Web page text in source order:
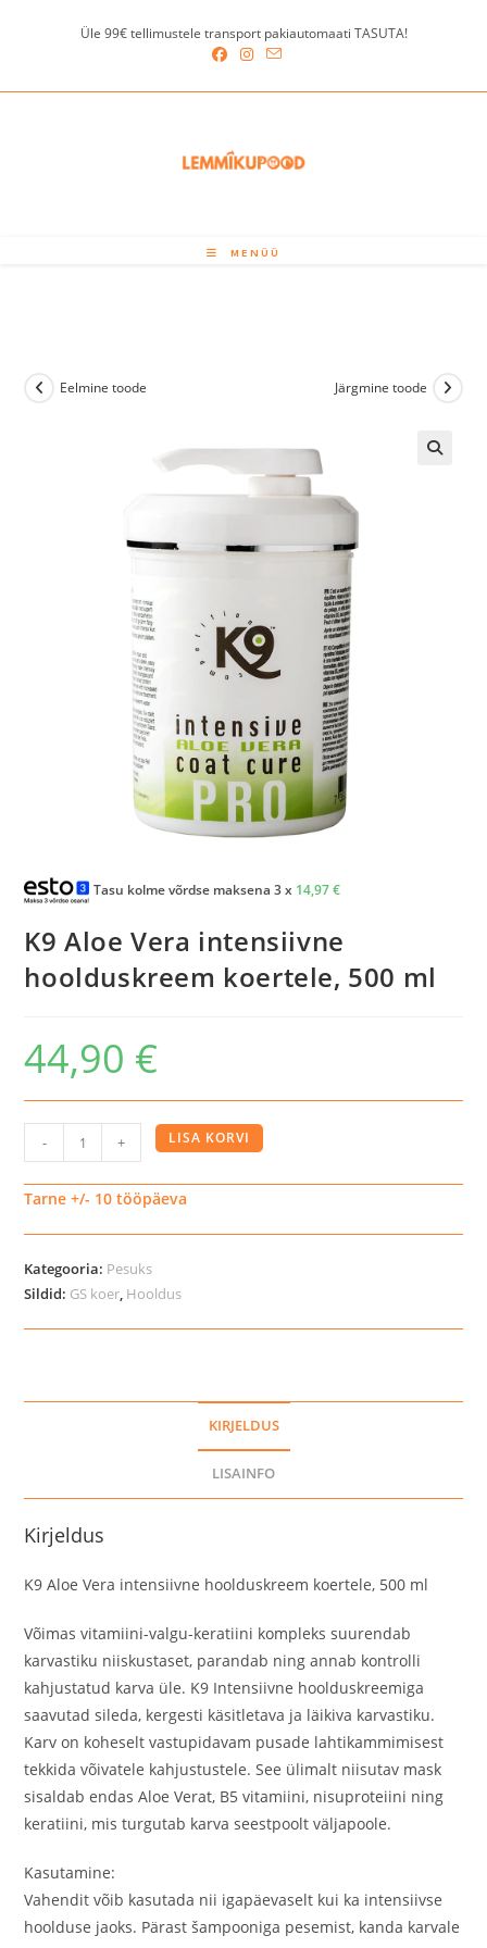
Üle 99€ tellimustele transport pakiautomaati TASUTA!
MENÜÜ
Eelmine toode Järgmine toode
Tasu kolme võrdse maksena 3 x 14,97€
K9 Aloe Vera intensiivne
hoolduskreem koertele, 500 ml
44,90 €
Aloe
Vera
koertele,
500
ml
- + LISA KORVI
Tarne +/- 10 tööpäeva
Kategooria: Pesuks
Sildid: GS koer, Hooldus
KIRJELDUS
LISAINFO
Kirjeldus
K9 Aloe Vera intensiivne hoolduskreem koertele, 500 ml
Võimas vitamiini-valgu-keratiini kompleks suurendab
karvastiku niiskustaset, parandab ning annab kontrolli
kahjustatud karva üle. K9 Intensiivne hoolduskreemiga
saavutad sileda, kergesti käsitletava ja läikiva karvastiku.
Karv on koheselt vastupidavam pusade lahtikammimisest
tekkida võivatele kahjustustele. See ülimalt niisutav mask
sisaldab endas Aloe Verat, B5 vitamiini, nisuproteiini ning
keratiini, mis turgutab karva seestpoolt väljapoole.
Kasutamine:
Vahendit võib kasutada nii igapäevaselt kui ka intensiivse
hoolduse jaoks. Pärast šampooniga pesemist, kanda karvale